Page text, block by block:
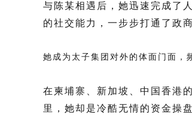
与陈某相遇后，她迅速完成了
的社交能力，一步步打通了政
她成为太子集团对外的体面门面，
在柬埔寨、新加坡、中国香港
里，她却是冷酷无情的资金操